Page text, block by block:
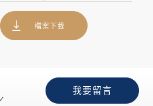
檔案下載
我要留言